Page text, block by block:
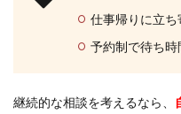
仕事帰りに立
予約制で待ち
継続的な相談を考えるなら、